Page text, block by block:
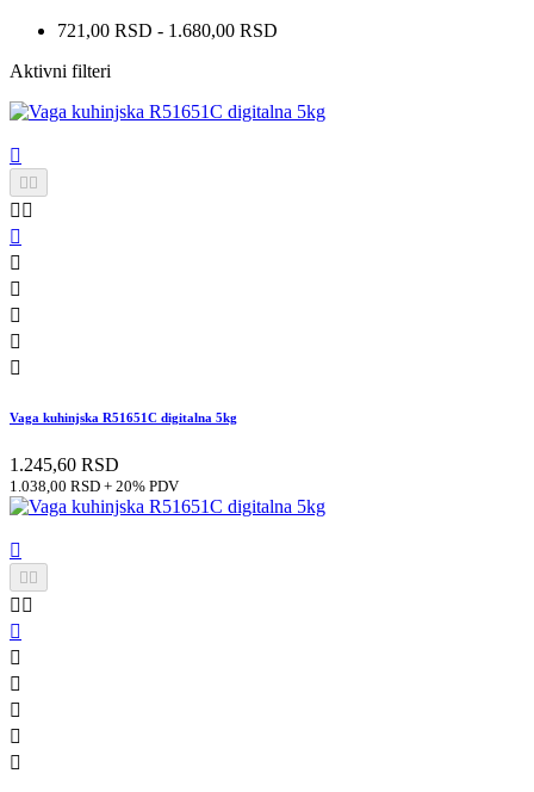
721,00 RSD - 1.680,00 RSD
Aktivni filteri

 
 






Vaga kuhinjska R51651C digitalna 5kg
1.245,60 RSD
1.038,00 RSD + 20% PDV

 
 





